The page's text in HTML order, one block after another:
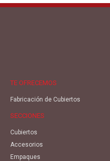
TE OFRECEMOS
Fabricación de Cubiertos
SECCIONES
Cubiertos
Accesorios
Empaques